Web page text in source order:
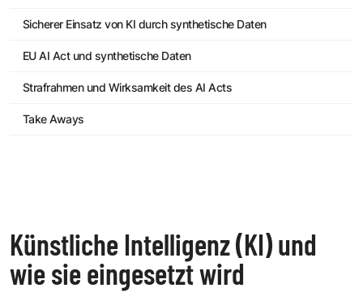
Sicherer Einsatz von KI durch synthetische Daten
EU AI Act und synthetische Daten
Strafrahmen und Wirksamkeit des AI Acts
Take Aways
Künstliche Intelligenz (KI) und
wie sie eingesetzt wird